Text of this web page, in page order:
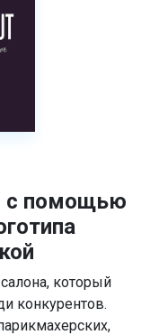
с помощью
который
конкурентов.